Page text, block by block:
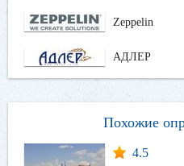
Zeppelin
АДЛЕР
Похожие
4.5